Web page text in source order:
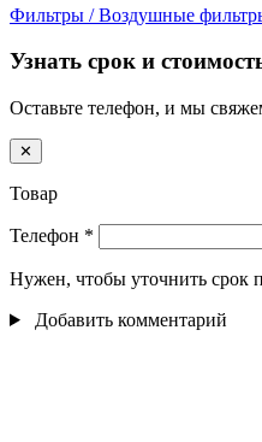
Фильтры / Воздушные
Узнать срок и
Оставьте телефон, и мы
✕
Товар
Телефон *
Нужен, чтобы уточнить срок
Добавить комментарий